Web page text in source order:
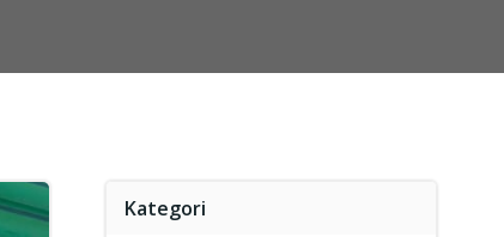
Kategori